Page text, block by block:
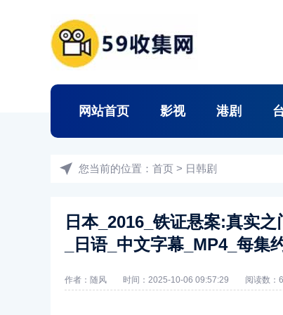
网站首页 影视 港剧
您当前的位置： 首页 > 日韩剧
日本_2016_铁证悬案:真实
_日语_中文字幕_MP4_每集
作者：随风 时间：2025-10-06 09:57:29 阅读数：